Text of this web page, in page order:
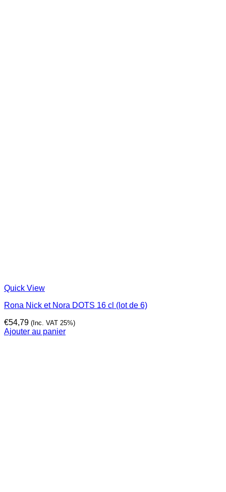
Quick View
Rona Nick et Nora DOTS 16 cl (lot de 6)
€54,79 (Inc. VAT 25%)
Ajouter au panier